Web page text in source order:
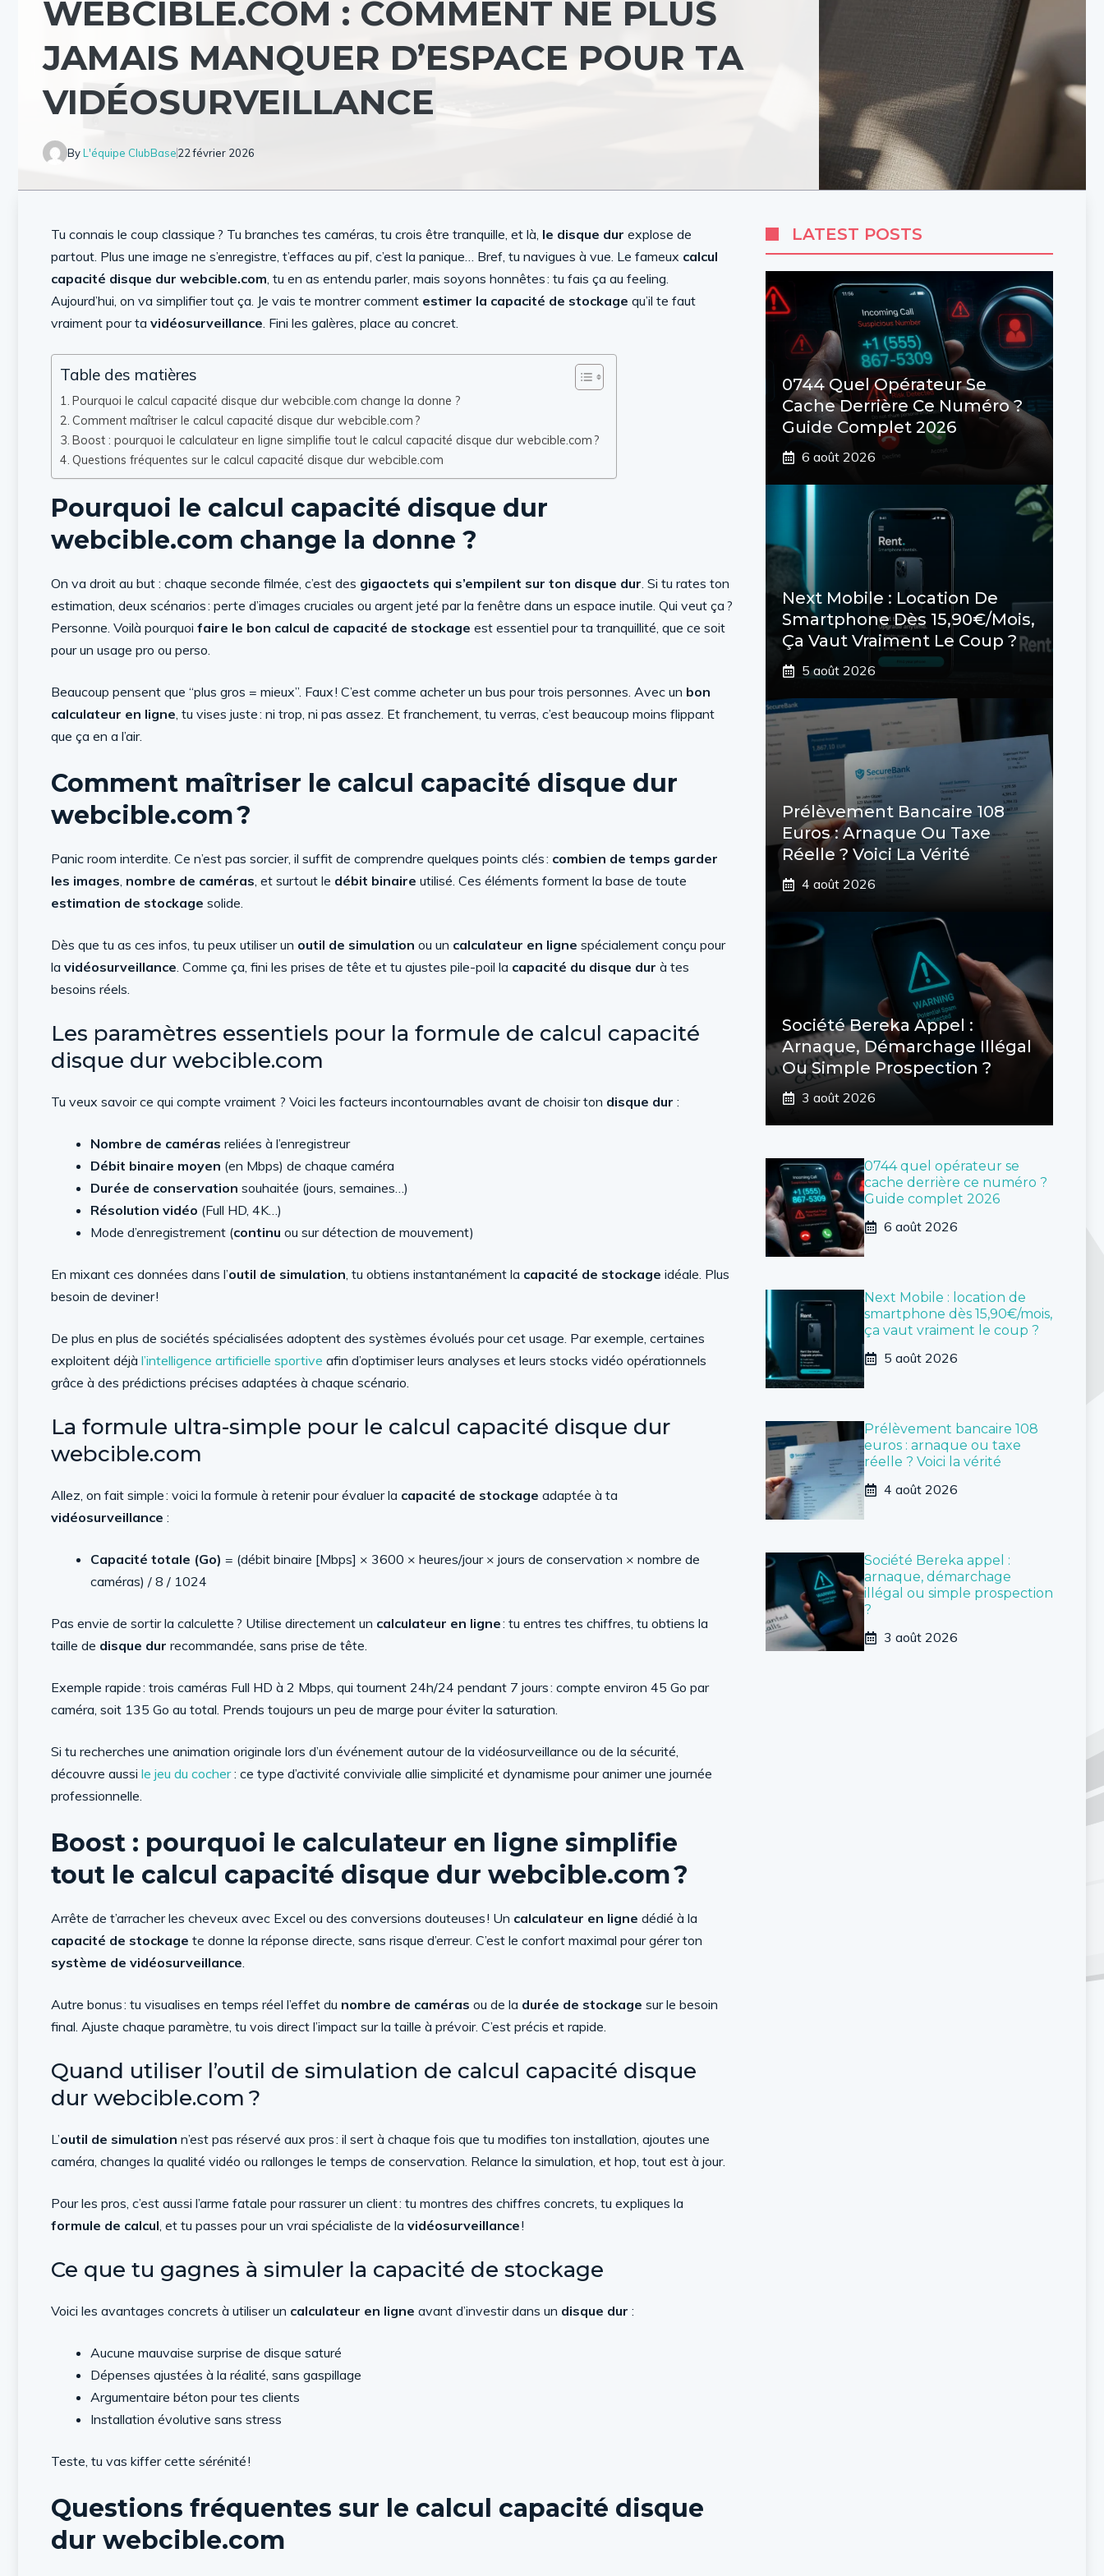
WEBCIBLE.COM : COMMENT NE PLUS
JAMAIS MANQUER D’ESPACE POUR TA
VIDÉOSURVEILLANCE
ByL'équipe ClubBase22 février 2026
Tu connais le coup classique ? Tu branches tes caméras, tu crois être tranquille, et là, le disque dur explose de
partout. Plus une image ne s’enregistre, t’effaces au pif, c’est la panique… Bref, tu navigues à vue. Le fameux calcul
capacité disque dur webcible.com, tu en as entendu parler, mais soyons honnêtes : tu fais ça au feeling.
Aujourd’hui, on va simplifier tout ça. Je vais te montrer comment estimer la capacité de stockage qu’il te faut
vraiment pour ta vidéosurveillance. Fini les galères, place au concret.
Table des matières
Pourquoi le calcul capacité disque dur webcible.com change la donne ?
Comment maîtriser le calcul capacité disque dur webcible.com ?
Boost : pourquoi le calculateur en ligne simplifie tout le calcul capacité disque dur webcible.com ?
Questions fréquentes sur le calcul capacité disque dur webcible.com
Pourquoi le calcul capacité disque dur
webcible.com change la donne ?
On va droit au but : chaque seconde filmée, c’est des gigaoctets qui s’empilent sur ton disque dur. Si tu rates ton
estimation, deux scénarios : perte d’images cruciales ou argent jeté par la fenêtre dans un espace inutile. Qui veut ça ?
Personne. Voilà pourquoi faire le bon calcul de capacité de stockage est essentiel pour ta tranquillité, que ce soit
pour un usage pro ou perso.
Beaucoup pensent que “plus gros = mieux”. Faux ! C’est comme acheter un bus pour trois personnes. Avec un bon
calculateur en ligne, tu vises juste : ni trop, ni pas assez. Et franchement, tu verras, c’est beaucoup moins flippant
que ça en a l’air.
Comment maîtriser le calcul capacité disque dur
webcible.com ?
Panic room interdite. Ce n’est pas sorcier, il suffit de comprendre quelques points clés : combien de temps garder
les images, nombre de caméras, et surtout le débit binaire utilisé. Ces éléments forment la base de toute
estimation de stockage solide.
Dès que tu as ces infos, tu peux utiliser un outil de simulation ou un calculateur en ligne spécialement conçu pour
la vidéosurveillance. Comme ça, fini les prises de tête et tu ajustes pile-poil la capacité du disque dur à tes
besoins réels.
Les paramètres essentiels pour la formule de calcul capacité
disque dur webcible.com
Tu veux savoir ce qui compte vraiment ? Voici les facteurs incontournables avant de choisir ton disque dur :
Nombre de caméras reliées à l’enregistreur
Débit binaire moyen (en Mbps) de chaque caméra
Durée de conservation souhaitée (jours, semaines…)
Résolution vidéo (Full HD, 4K…)
Mode d’enregistrement (continu ou sur détection de mouvement)
En mixant ces données dans l’outil de simulation, tu obtiens instantanément la capacité de stockage idéale. Plus
besoin de deviner !
De plus en plus de sociétés spécialisées adoptent des systèmes évolués pour cet usage. Par exemple, certaines
exploitent déjà l’intelligence artificielle sportive afin d’optimiser leurs analyses et leurs stocks vidéo opérationnels
grâce à des prédictions précises adaptées à chaque scénario.
La formule ultra-simple pour le calcul capacité disque dur
webcible.com
Allez, on fait simple : voici la formule à retenir pour évaluer la capacité de stockage adaptée à ta
vidéosurveillance :
Capacité totale (Go) = (débit binaire [Mbps] × 3600 × heures/jour × jours de conservation × nombre de
caméras) / 8 / 1024
Pas envie de sortir la calculette ? Utilise directement un calculateur en ligne: tu entres tes chiffres, tu obtiens la
taille de disque dur recommandée, sans prise de tête.
Exemple rapide : trois caméras Full HD à 2 Mbps, qui tournent 24h/24 pendant 7 jours : compte environ 45 Go par
caméra, soit 135 Go au total. Prends toujours un peu de marge pour éviter la saturation.
Si tu recherches une animation originale lors d’un événement autour de la vidéosurveillance ou de la sécurité,
découvre aussi le jeu du cocher: ce type d’activité conviviale allie simplicité et dynamisme pour animer une journée
professionnelle.
Boost : pourquoi le calculateur en ligne simplifie
tout le calcul capacité disque dur webcible.com ?
Arrête de t’arracher les cheveux avec Excel ou des conversions douteuses ! Un calculateur en ligne dédié à la
capacité de stockage te donne la réponse directe, sans risque d’erreur. C’est le confort maximal pour gérer ton
système de vidéosurveillance.
Autre bonus : tu visualises en temps réel l’effet du nombre de caméras ou de la durée de stockage sur le besoin
final. Ajuste chaque paramètre, tu vois direct l’impact sur la taille à prévoir. C’est précis et rapide.
Quand utiliser l’outil de simulation de calcul capacité disque
dur webcible.com ?
L’outil de simulation n’est pas réservé aux pros : il sert à chaque fois que tu modifies ton installation, ajoutes une
caméra, changes la qualité vidéo ou rallonges le temps de conservation. Relance la simulation, et hop, tout est à jour.
Pour les pros, c’est aussi l’arme fatale pour rassurer un client : tu montres des chiffres concrets, tu expliques la
formule de calcul, et tu passes pour un vrai spécialiste de la vidéosurveillance!
Ce que tu gagnes à simuler la capacité de stockage
Voici les avantages concrets à utiliser un calculateur en ligne avant d’investir dans un disque dur :
Aucune mauvaise surprise de disque saturé
Dépenses ajustées à la réalité, sans gaspillage
Argumentaire béton pour tes clients
Installation évolutive sans stress
Teste, tu vas kiffer cette sérénité !
Questions fréquentes sur le calcul capacité disque
dur webcible.com
LATEST POSTS
0744 Quel Opérateur Se
Cache Derrière Ce Numéro ?
Guide Complet 2026
6 août 2026
Next Mobile : Location De
Smartphone Dès 15,90€/mois,
Ça Vaut Vraiment Le Coup ?
5 août 2026
Prélèvement Bancaire 108
Euros : Arnaque Ou Taxe
Réelle ? Voici La Vérité
4 août 2026
Société Bereka Appel :
Arnaque, Démarchage Illégal
Ou Simple Prospection ?
3 août 2026
0744 quel opérateur se
cache derrière ce numéro ?
Guide complet 2026
6 août 2026
Next Mobile : location de
smartphone dès 15,90€/mois,
ça vaut vraiment le coup ?
5 août 2026
Prélèvement bancaire 108
euros : arnaque ou taxe
réelle ? Voici la vérité
4 août 2026
Société Bereka appel :
arnaque, démarchage
illégal ou simple prospection
?
3 août 2026